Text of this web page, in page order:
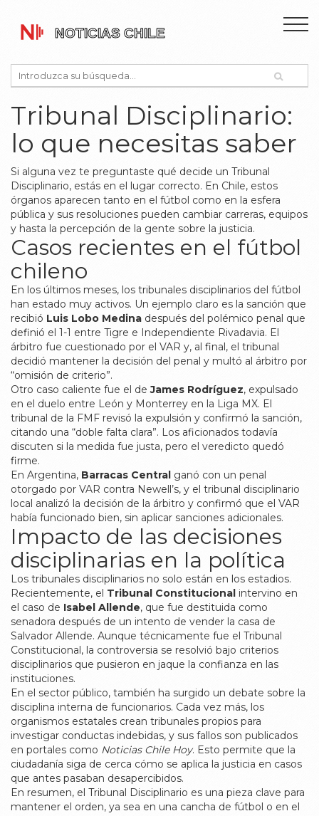
Tribunal Disciplinario:
lo que necesitas saber
Si alguna vez te preguntaste qué decide un Tribunal
Disciplinario, estás en el lugar correcto. En Chile, estos
órganos aparecen tanto en el fútbol como en la esfera
pública y sus resoluciones pueden cambiar carreras, equipos
y hasta la percepción de la gente sobre la justicia.
Casos recientes en el fútbol
chileno
En los últimos meses, los tribunales disciplinarios del fútbol
han estado muy activos. Un ejemplo claro es la sanción que
recibió Luis Lobo Medina después del polémico penal que
definió el 1-1 entre Tigre e Independiente Rivadavia. El
árbitro fue cuestionado por el VAR y, al final, el tribunal
decidió mantener la decisión del penal y multó al árbitro por
“omisión de criterio”.
Otro caso caliente fue el deJames Rodríguez, expulsado
en el duelo entre León y Monterrey en la Liga MX. El
tribunal de la FMF revisó la expulsión y confirmó la sanción,
citando una “doble falta clara”. Los aficionados todavía
discuten si la medida fue justa, pero el veredicto quedó
firme.
En Argentina, Barracas Central ganó con un penal
otorgado por VAR contra Newell’s, y el tribunal disciplinario
local analizó la decisión de la árbitro y confirmó que el VAR
había funcionado bien, sin aplicar sanciones adicionales.
Impacto de las decisiones
disciplinarias en la política
Los tribunales disciplinarios no solo están en los estadios.
Recientemente, el Tribunal Constitucional intervino en
el caso de Isabel Allende, que fue destituida como
senadora después de un intento de vender la casa de
Salvador Allende. Aunque técnicamente fue el Tribunal
Constitucional, la controversia se resolvió bajo criterios
disciplinarios que pusieron en jaque la confianza en las
instituciones.
En el sector público, también ha surgido un debate sobre la
disciplina interna de funcionarios. Cada vez más, los
organismos estatales crean tribunales propios para
investigar conductas indebidas, y sus fallos son publicados
en portales como Noticias Chile Hoy. Esto permite que la
ciudadanía siga de cerca cómo se aplica la justicia en casos
que antes pasaban desapercibidos.
En resumen, el Tribunal Disciplinario es una pieza clave para
mantener el orden, ya sea en una cancha de fútbol o en el